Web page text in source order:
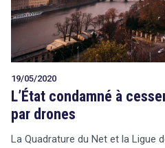
19/05/2020
L’État condamné à
par drones
La Quadrature du Net et la Ligue